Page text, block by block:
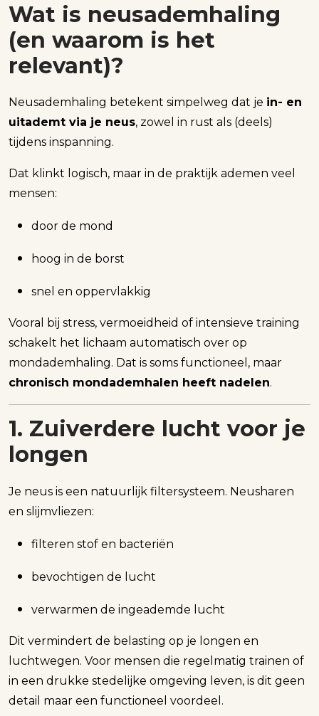
Wat is neusademhaling
(en waarom is het
relevant)?
Neusademhaling betekent simpelweg dat je in- en
uitademt via je neus, zowel in rust als (deels)
tijdens inspanning.
Dat klinkt logisch, maar in de praktijk ademen veel
mensen:
door de mond
hoog in de borst
snel en oppervlakkig
Vooral bij stress, vermoeidheid of intensieve training
schakelt het lichaam automatisch over op
mondademhaling. Dat is soms functioneel, maar
chronisch mondademhalen heeft nadelen.
1. Zuiverdere lucht voor je
longen
Je neus is een natuurlijk filtersysteem. Neusharen
en slijmvliezen:
filteren stof en bacteriën
bevochtigen de lucht
verwarmen de ingeademde lucht
Dit vermindert de belasting op je longen en
luchtwegen. Voor mensen die regelmatig trainen of
in een drukke stedelijke omgeving leven, is dit geen
detail maar een functioneel voordeel.